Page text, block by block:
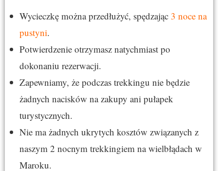
Wycieczkę można przedłużyć, spędzając 3 noce na
pustyni.
Potwierdzenie otrzymasz natychmiast po
dokonaniu rezerwacji.
Zapewniamy, że podczas trekkingu nie będzie
żadnych nacisków na zakupy ani pułapek
turystycznych.
Nie ma żadnych ukrytych kosztów związanych z
naszym 2 nocnym trekkingiem na wielbłądach w
Maroku.